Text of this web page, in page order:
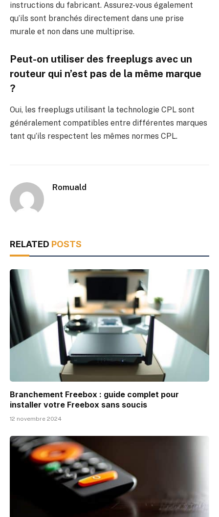
instructions du fabricant. Assurez-vous également
qu’ils sont branchés directement dans une prise
murale et non dans une multiprise.
Peut-on utiliser des freeplugs avec un
routeur qui n’est pas de la même marque
?
Oui, les freeplugs utilisant la technologie CPL sont
généralement compatibles entre différentes marques
tant qu’ils respectent les mêmes normes CPL.
Romuald
RELATED POSTS
Branchement Freebox : guide complet pour
installer votre Freebox sans soucis
12 novembre 2024